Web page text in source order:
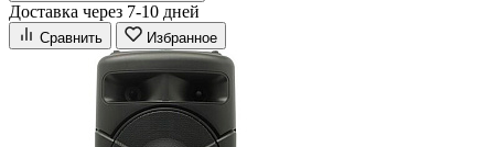
Доставка через 7-10 дней
Сравнить Избранное